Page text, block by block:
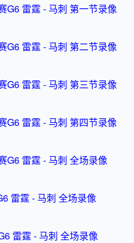
G6 雷霆 - 马刺 第一节录像
G6 雷霆 - 马刺 第二节录像
G6 雷霆 - 马刺 第三节录像
G6 雷霆 - 马刺 第四节录像
G6 雷霆 - 马刺 全场录像
雷霆 - 马刺 全场录像
雷霆 - 马刺 全场录像